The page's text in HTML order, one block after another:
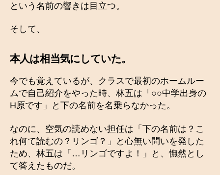
という名前の響きは目立つ。
そして、
本人は相当気にしていた。
今でも覚えているが、クラスで最初のホームルー
ムで自己紹介をやった時、林五は「○○中学出身の
H原です」と下の名前を名乗らなかった。
なのに、空気の読めない担任は「下の名前は？こ
れ何て読むの？リンゴ？」と心無い問いを発した
ため、林五は「…リンゴですよ！」と、憮然とし
て答えたものだ。